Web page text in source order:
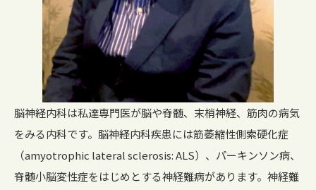
脳神経内科は私達専門医が脳や脊髄、末梢神経、筋肉の病気
をみる内科です。脳神経内科疾患には筋萎縮性側索硬化症
（amyotrophic lateral sclerosis: ALS）、パーキンソン病、
脊髄小脳変性症をはじめとする神経難病があります。神経難